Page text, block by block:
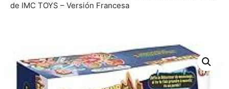
de IMC TOYS – Versión Francesa